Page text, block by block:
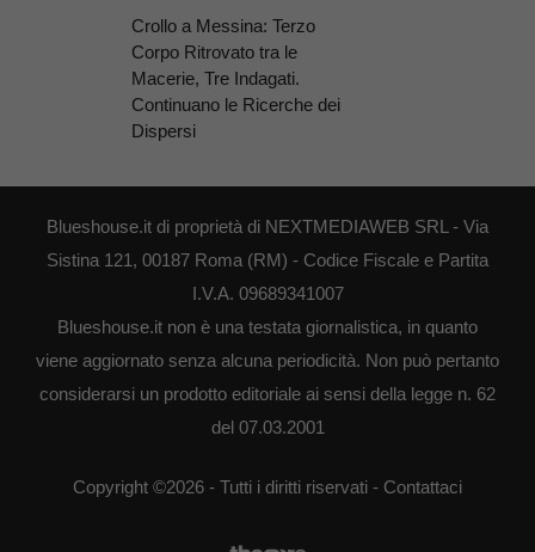
Crollo a Messina: Terzo
Corpo Ritrovato tra le
Macerie, Tre Indagati.
Continuano le Ricerche dei
Dispersi
Blueshouse.it di proprietà di NEXTMEDIAWEB SRL - Via
Sistina 121, 00187 Roma (RM) - Codice Fiscale e Partita
I.V.A. 09689341007
Blueshouse.it non è una testata giornalistica, in quanto
viene aggiornato senza alcuna periodicità. Non può pertanto
considerarsi un prodotto editoriale ai sensi della legge n. 62
del 07.03.2001
Copyright ©2026 - Tutti i diritti riservati - Contattaci